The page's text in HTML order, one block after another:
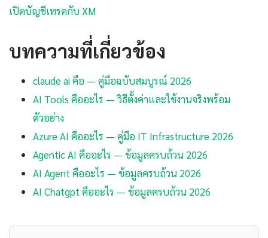
เปิดบัญชีเทรดกับ XM
บทความที่เกี่ยวข้อง
claude ai คือ — คู่มือฉบับสมบูรณ์ 2026
AI Tools คืออะไร — วิธีตั้งค่าและใช้งานจริงพร้อม
ตัวอย่าง
Azure AI คืออะไร — คู่มือ IT Infrastructure 2026
Agentic AI คืออะไร — ข้อมูลครบถ้วน 2026
AI Agent คืออะไร — ข้อมูลครบถ้วน 2026
AI Chatgpt คืออะไร — ข้อมูลครบถ้วน 2026